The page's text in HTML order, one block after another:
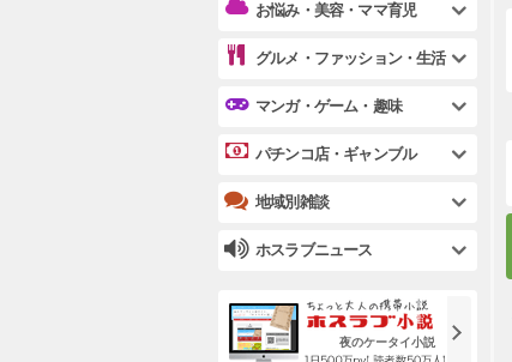
お悩み・美容・ママ育児
グルメ・ファッション・生活
マンガ・ゲーム・趣味
パチンコ店・ギャンブル
地域別雑談
ホスラブニュース
夜のケータイ小説